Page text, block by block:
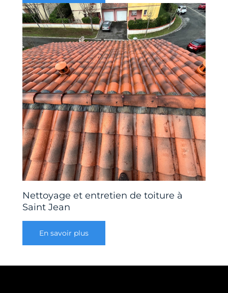
Nettoyage et entretien de toiture à
Saint Jean
En savoir plus